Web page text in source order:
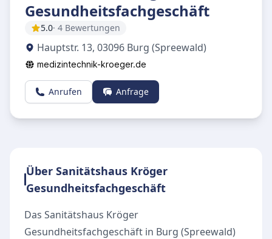
Gesundheitsfachgeschäft
5.0· 4 Bewertungen
Hauptstr. 13, 03096 Burg (Spreewald)
medizintechnik-kroeger.de
Anrufen Anfrage
Über Sanitätshaus Kröger
Gesundheitsfachgeschäft
Das Sanitätshaus Kröger
Gesundheitsfachgeschäft in Burg (Spreewald)